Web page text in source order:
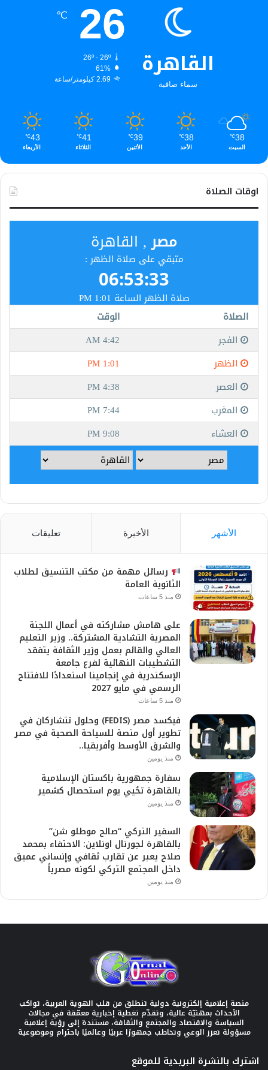
القاهرة
سماء صافية
26
℃
26º - 26º
61%
2.69 كيلومتر/ساعة
38
℃
السبت
38
℃
الأحد
39
℃
الأثنين
41
℃
الثلاثاء
43
℃
الأربعاء
اوقات الصلاة
الأشهر الأخيرة تعليقات
رسائل مهمة من مكتب التنسيق لطلاب
الثانوية العامة
منذ 5 ساعات
على هامش مشاركته في أعمال اللجنة
المصرية التشادية المشتركة.. وزير التعليم
العالي والقائم بعمل وزير الثقافة يتفقد
التشطيبات النهائية لفرع جامعة
الإسكندرية في إنجامينا استعدادًا للافتتاح
الرسمي في مايو 2027
منذ 5 ساعات
فيكسد مصر (FEDIS) وحلول تتشاركان في
تطوير أول منصة للسياحة الصحية في مصر
والشرق الأوسط وأفريقيا..
منذ يومين
سفارة جمهورية باكستان الإسلامية
بالقاهرة تحُيي يوم استحصال كشمير
منذ يومين
السفير التركي “صالح موطلو شن”
بالقاهرة لجورنال اونلاين: الاحتفاء بمحمد
صلاح يعبر عن تقارب ثقافي وإنساني عميق
داخل المجتمع التركي لكونه مصرياً
منذ يومين
منصة إعلامية إلكترونية دولية تنطلق من قلب الهوية العربية، تواكب
الأحداث بمهنيّة عالية، وتقدّم تغطية إخبارية معمّقة في مجالات
السياسة والاقتصاد والمجتمع والثقافة، مستندة إلى رؤية إعلامية
مسؤولة تعزز الوعي وتخاطب جمهورًا عربيًا وعالميًا باحترام وموضوعية
اشترك بالنشرة البريدية للموقع